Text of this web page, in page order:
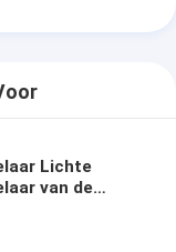
Lichte
van de